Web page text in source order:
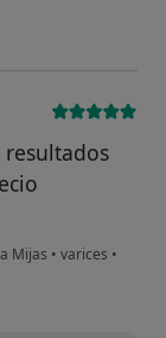
resultados
Mijas • varices •